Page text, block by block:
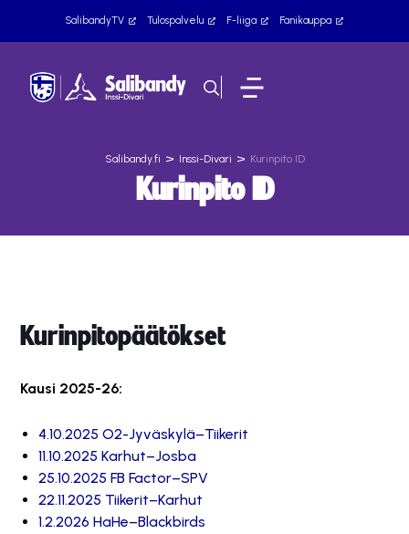
SalibandyTV Tulospalvelu F-liiga Fanikauppa
Salibandy.fi > Inssi-Divari > Kurinpito ID
Kurinpito ID
Kurinpitopäätökset
Kausi 2025-26:
4.10.2025 O2-Jyväskylä–Tiikerit
11.10.2025 Karhut–Josba
25.10.2025 FB Factor–SPV
22.11.2025 Tiikerit–Karhut
1.2.2026 HaHe–Blackbirds